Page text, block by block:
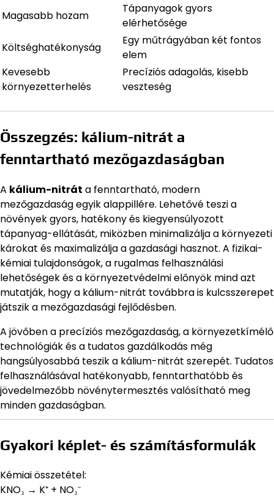
Magasabb hozam
Tápanyagok gyors
elérhetősége
Költséghatékonyság
Egy műtrágyában két fontos
elem
Kevesebb
környezetterhelés
Precíziós adagolás, kisebb
veszteség
Összegzés: kálium-nitrát a
fenntartható mezőgazdaságban
A kálium-nitrát a fenntartható, modern
mezőgazdaság egyik alappillére. Lehetővé teszi a
növények gyors, hatékony és kiegyensúlyozott
tápanyag-ellátását, miközben minimalizálja a környezeti
károkat és maximalizálja a gazdasági hasznot. A fizikai-
kémiai tulajdonságok, a rugalmas felhasználási
lehetőségek és a környezetvédelmi előnyök mind azt
mutatják, hogy a kálium-nitrát továbbra is kulcsszerepet
játszik a mezőgazdasági fejlődésben.
A jövőben a precíziós mezőgazdaság, a környezetkímélő
technológiák és a tudatos gazdálkodás még
hangsúlyosabbá teszik a kálium-nitrát szerepét. Tudatos
felhasználásával hatékonyabb, fenntarthatóbb és
jövedelmezőbb növénytermesztés valósítható meg
minden gazdaságban.
Gyakori képlet- és számításformulák
Kémiai összetétel:
KNO₃ → K⁺ + NO₃⁻